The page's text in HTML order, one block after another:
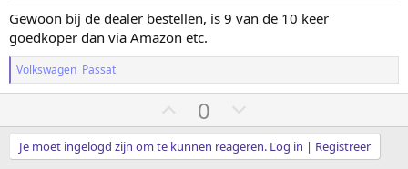
h
o
o
l
a
a
Gewoon bij de dealer bestellen, is 9 van de 10 keer
goedkoper dan via Amazon etc.
Volkswagen Passat
t
e
0
t
e
Je moet ingelogd zijn om te kunnen reageren. Log in | Registreer